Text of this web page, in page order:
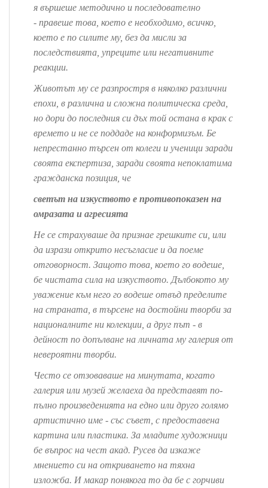
я вършеше методично и последователно
- правеше това, което е необходимо, всичко,
което е по силите му, без да мисли за
последствията, упреците или негативните
реакции.
Животът му се разпростря в няколко различни
епохи, в различна и сложна политическа среда,
но дори до последния си дъх той остана в крак с
времето и не се поддаде на конформизъм. Бе
непрестанно търсен от колеги и ученици заради
своята експертиза, заради своята непоклатима
гражданска позиция, че
светът на изкуството е противопоказен на
омразата и агресията
Не се страхуваше да признае грешките си, или
да изрази открито несъгласие и да поеме
отговорност. Защото това, което го водеше,
бе чистата сила на изкуството. Дълбокото му
уважение към него го водеше отвъд пределите
на страната, в търсене на достойни творби за
националните ни колекции, а друг път - в
дейност по допълване на личната му галерия от
невероятни творби.
Често се отзоваваше на минутата, когато
галерия или музей желаеха да представят по-
пълно произведенията на едно или друго голямо
артистично име - със съвет, с предоставена
картина или пластика. За младите художници
бе въпрос на чест акад. Русев да изкаже
мнението си на откриването на тяхна
изложба. И макар понякога то да бе с горчиви